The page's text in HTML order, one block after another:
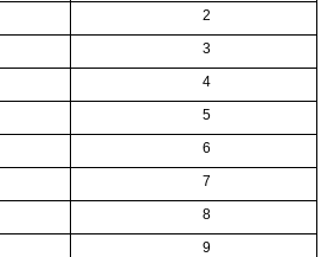
2
3
4
5
6
7
8
9